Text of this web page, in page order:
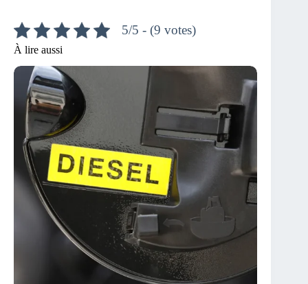
5/5 - (9 votes)
À lire aussi